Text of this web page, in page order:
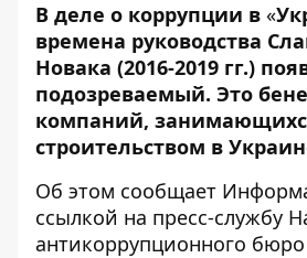
В деле о коррупции в «
времена руководства
Новака (2016-2019 гг.)
подозреваемый. Это
компаний,
строительством в
Об этом сообщает
ссылкой на пресс-службу
антикоррупционного